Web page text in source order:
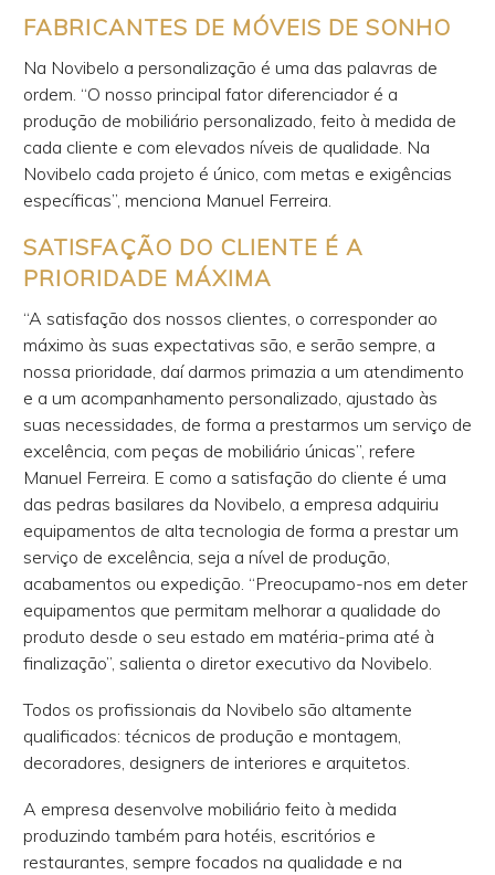
FABRICANTES DE MÓVEIS DE SONHO
Na Novibelo a personalização é uma das palavras de
ordem. “O nosso principal fator diferenciador é a
produção de mobiliário personalizado, feito à medida de
cada cliente e com elevados níveis de qualidade. Na
Novibelo cada projeto é único, com metas e exigências
específicas”, menciona Manuel Ferreira.
SATISFAÇÃO DO CLIENTE É A
PRIORIDADE MÁXIMA
“A satisfação dos nossos clientes, o corresponder ao
máximo às suas expectativas são, e serão sempre, a
nossa prioridade, daí darmos primazia a um atendimento
e a um acompanhamento personalizado, ajustado às
suas necessidades, de forma a prestarmos um serviço de
excelência, com peças de mobiliário únicas”, refere
Manuel Ferreira. E como a satisfação do cliente é uma
das pedras basilares da Novibelo, a empresa adquiriu
equipamentos de alta tecnologia de forma a prestar um
serviço de excelência, seja a nível de produção,
acabamentos ou expedição. “Preocupamo-nos em deter
equipamentos que permitam melhorar a qualidade do
produto desde o seu estado em matéria-prima até à
finalização”, salienta o diretor executivo da Novibelo.
Todos os profissionais da Novibelo são altamente
qualificados: técnicos de produção e montagem,
decoradores, designers de interiores e arquitetos.
A empresa desenvolve mobiliário feito à medida
produzindo também para hotéis, escritórios e
restaurantes, sempre focados na qualidade e na